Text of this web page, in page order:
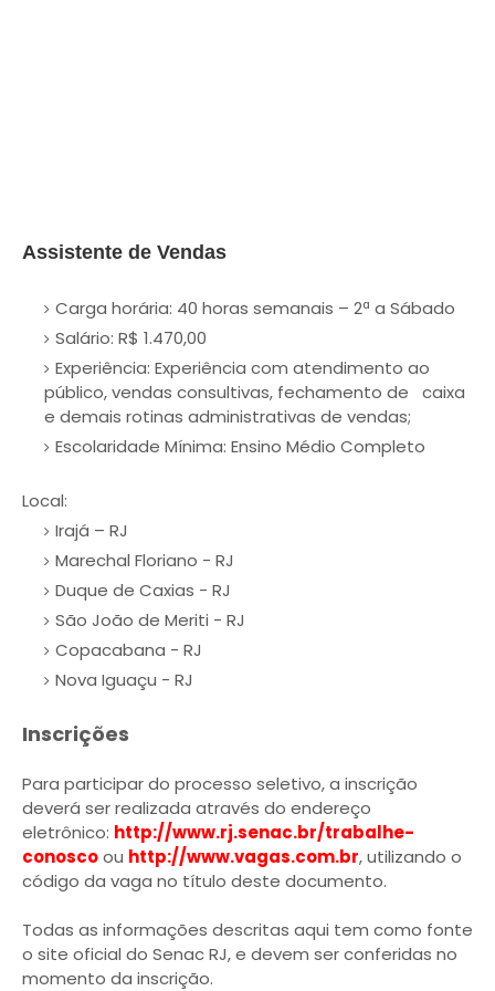
Assistente de Vendas
Carga horária: 40 horas semanais – 2ª a Sábado
Salário: R$ 1.470,00
Experiência: Experiência com atendimento ao
público, vendas consultivas, fechamento de caixa
e demais rotinas administrativas de vendas;
Escolaridade Mínima: Ensino Médio Completo
Local:
Irajá – RJ
Marechal Floriano - RJ
Duque de Caxias - RJ
São João de Meriti - RJ
Copacabana - RJ
Nova Iguaçu - RJ
Inscrições
Para participar do processo seletivo, a inscrição
deverá ser realizada através do endereço
eletrônico: http://www.rj.senac.br/trabalhe-
conoscoou http://www.vagas.com.br, utilizando o
código da vaga no título deste documento.
Todas as informações descritas aqui tem como fonte
o site oficial do Senac RJ, e devem ser conferidas no
momento da inscrição.